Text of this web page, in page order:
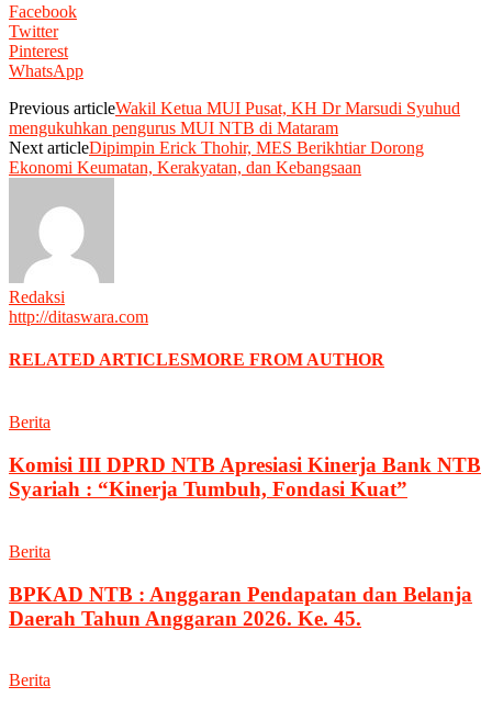
Facebook
Twitter
Pinterest
WhatsApp
Previous articleWakil Ketua MUI Pusat, KH Dr Marsudi Syuhud
mengukuhkan pengurus MUI NTB di Mataram
Next articleDipimpin Erick Thohir, MES Berikhtiar Dorong
Ekonomi Keumatan, Kerakyatan, dan Kebangsaan
Redaksi
http://ditaswara.com
RELATED ARTICLESMORE FROM AUTHOR
Berita
Komisi III DPRD NTB Apresiasi Kinerja Bank NTB
Syariah : “Kinerja Tumbuh, Fondasi Kuat”
Berita
BPKAD NTB : Anggaran Pendapatan dan Belanja
Daerah Tahun Anggaran 2026. Ke. 45.
Berita